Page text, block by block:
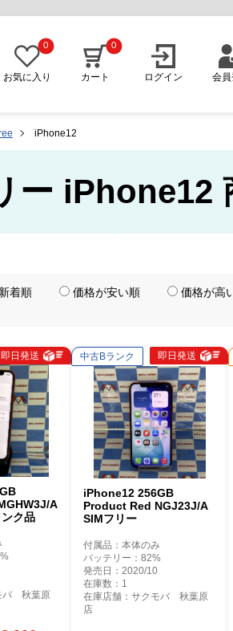
お気に入り
0
カート
0
ログイン 会
iPhone12
ー iPhone12
新着順 価格が安い順 価格が高
即日発送
A
ク品
バ 秋葉原
中古Bランク 即日発送
iPhone12 256GB
Product Red NGJ23J/A
SIMフリー
付属品：本体のみ
バッテリー：82%
発売日：2020/10
在庫数：1
在庫店舗：サクモバ 秋葉原
店